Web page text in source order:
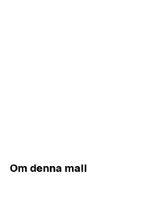
Om denna mall